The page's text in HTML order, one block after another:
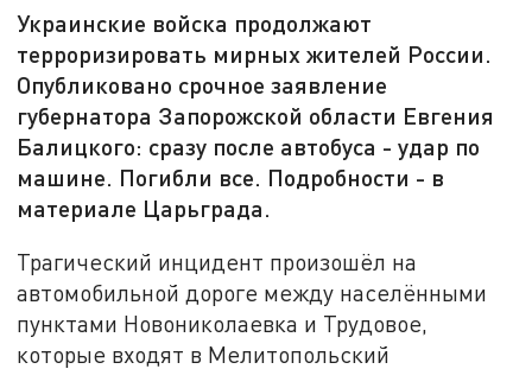
Украинские войска продолжают
терроризировать мирных жителей России.
Опубликовано срочное заявление
губернатора Запорожской области Евгения
Балицкого: сразу после автобуса - удар по
машине. Погибли все. Подробности - в
материале Царьграда.
Трагический инцидент произошёл на
автомобильной дороге между населёнными
пунктами Новониколаевка и Трудовое,
которые входят в Мелитопольский